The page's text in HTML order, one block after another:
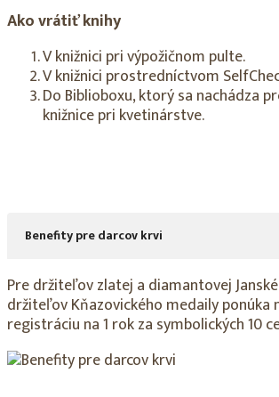
Ako vrátiť knihy
V knižnici pri výpožičnom pulte.
V knižnici prostredníctvom
Do Biblioboxu, ktorý sa nachádza
knižnice pri kvetinárstve.
Benefity pre darcov krvi
Pre držiteľov zlatej a diamantovej
držiteľov Kňazovického medaily ponúka
registráciu na 1 rok za symbolických 10